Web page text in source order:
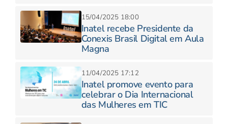
15/04/2025 18:00
Inatel recebe Presidente da
Conexis Brasil Digital em Aula
Magna
11/04/2025 17:12
Inatel promove evento para
celebrar o Dia Internacional
das Mulheres em TIC